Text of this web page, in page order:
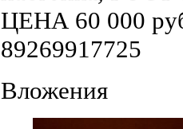
ЦЕНА 60 000
89269917725
Вложения